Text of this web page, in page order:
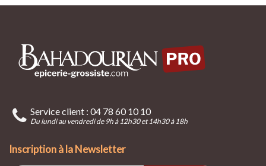
Service client : 04 78 60 10 10
Du lundi au vendredi de 9h à 12h30 et 14h30 à 18h
Inscription à la Newsletter